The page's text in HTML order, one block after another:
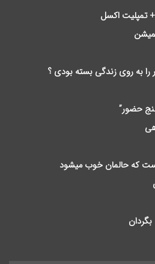
+ تمپلیت اکسل
به روی زندگی بسته بودی ؟
حضور”
ﮐﻪ ﺣﺎلمان ﺧﻮﺏ ﻣﯿﺸﻮﺩ